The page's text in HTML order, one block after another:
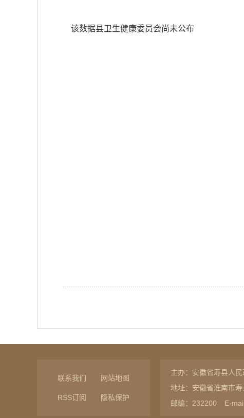
该数据县卫生健康委员会尚未公布
联系我们 网站地图
RSS订阅 隐私保护
主办：安徽省寿县人
地址：安徽省淮南市
邮编：232200
E-